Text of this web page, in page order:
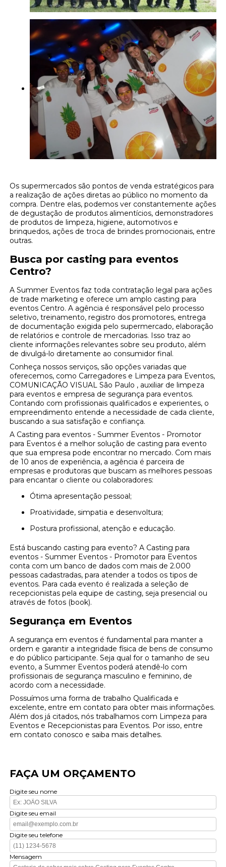
Os supermercados são pontos de venda estratégicos para
a realização de ações diretas ao público no momento da
compra. Dentre elas, podemos ver constantemente ações
de degustação de produtos alimentícios, demonstradores
de produtos de limpeza, higiene, automotivos e
brinquedos, ações de troca de brindes promocionais, entre
outras.
Busca por casting para eventos
Centro?
A Summer Eventos faz toda contratação legal para ações
de trade marketing e oferece um amplo casting para
eventos Centro. A agência é responsável pelo processo
seletivo, treinamento, registro dos promotores, entrega
de documentação exigida pelo supermercado, elaboração
de relatórios e controle de mercadorias. Isso traz ao
cliente informações relevantes sobre seu produto, além
de divulgá-lo diretamente ao consumidor final.
Conheça nossos serviços, são opções variadas que
oferecemos, como Carregadores e Limpeza para Eventos,
COMUNICAÇÃO VISUAL São Paulo , auxiliar de limpeza
para eventos e empresa de segurança para eventos.
Contando com profissionais qualificados e experientes, o
empreendimento entende a necessidade de cada cliente,
buscando a sua satisfação e confiança.
A Casting para eventos - Summer Eventos - Promotor
para Eventos é a melhor solução de casting para evento
que sua empresa pode encontrar no mercado. Com mais
de 10 anos de experiência, a agência é parceira de
empresas e produtoras que buscam as melhores pessoas
para encantar o cliente ou colaboradores:
Ótima apresentação pessoal;
Proatividade, simpatia e desenvoltura;
Postura profissional, atenção e educação.
Está buscando casting para evento? A Casting para
eventos - Summer Eventos - Promotor para Eventos
conta com um banco de dados com mais de 2.000
pessoas cadastradas, para atender a todos os tipos de
eventos. Para cada evento é realizada a seleção de
recepcionistas pela equipe de casting, seja presencial ou
através de fotos (book).
Segurança em Eventos
A segurança em eventos é fundamental para manter a
ordem e garantir a integridade física de bens de consumo
e do público participante. Seja qual for o tamanho de seu
evento, a Summer Eventos poderá atendê-lo com
profissionais de segurança masculino e feminino, de
acordo com a necessidade.
Possuímos uma forma de trabalho Qualificada e
excelente, entre em contato para obter mais informações.
Além dos já citados, nós trabalhamos com Limpeza para
Eventos e Recepcionistas para Eventos. Por isso, entre
em contato conosco e saiba mais detalhes.
FAÇA UM ORÇAMENTO
Digite seu nome
Digite seu email
Digite seu telefone
Mensagem